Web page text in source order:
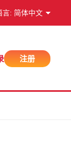
言: 简体中文
注册